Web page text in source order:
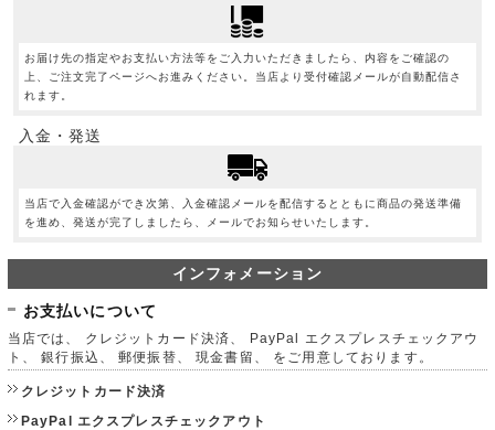
お届け先の指定やお支払い方法等をご入力いただきましたら、内容をご確認の
上、ご注文完了ページへお進みください。当店より受付確認メールが自動配信さ
れます。
入金・発送
当店で入金確認ができ次第、入金確認メールを配信するとともに商品の発送準備
を進め、発送が完了しましたら、メールでお知らせいたします。
インフォメーション
お支払いについて
当店では、 クレジットカード決済、 PayPal エクスプレスチェックアウ
ト、 銀行振込、 郵便振替、 現金書留、 をご用意しております。
クレジットカード決済
PayPal エクスプレスチェックアウト